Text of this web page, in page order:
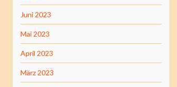
Juni 2023
Mai 2023
April 2023
März 2023